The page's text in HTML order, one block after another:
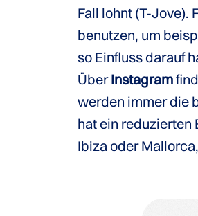
Fall lohnt (T-Jove).
benutzen, um
so Einfluss darauf
ÜberInstagram
werden immer die
hat ein
Ibiza oder